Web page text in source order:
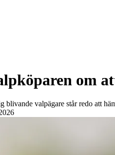
om
valpägare står redo att